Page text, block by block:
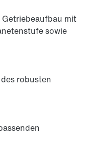
mit
sowie
robusten